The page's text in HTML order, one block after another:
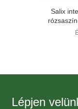
Salix
Lépjen